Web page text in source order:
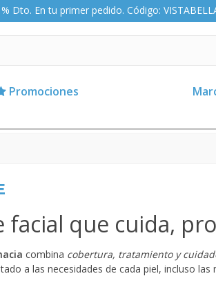
Dto. En tu primer pedido. Código:
Promociones
facial que cuida,
combina cobertura, tratamiento y
a las necesidades de cada piel, incluso